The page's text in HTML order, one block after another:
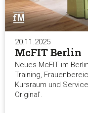
20.11.2025
McFIT Berlin
Neues McFIT im
Training,
Kursraum und
Original'.